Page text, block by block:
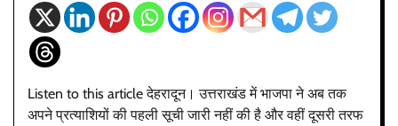
Listen to this article देहरादून। उत्तराखंड में भाजपा ने अब तक
अपने प्रत्याशियों की पहली सूची जारी नहीं की है और वहीं दूसरी तरफ